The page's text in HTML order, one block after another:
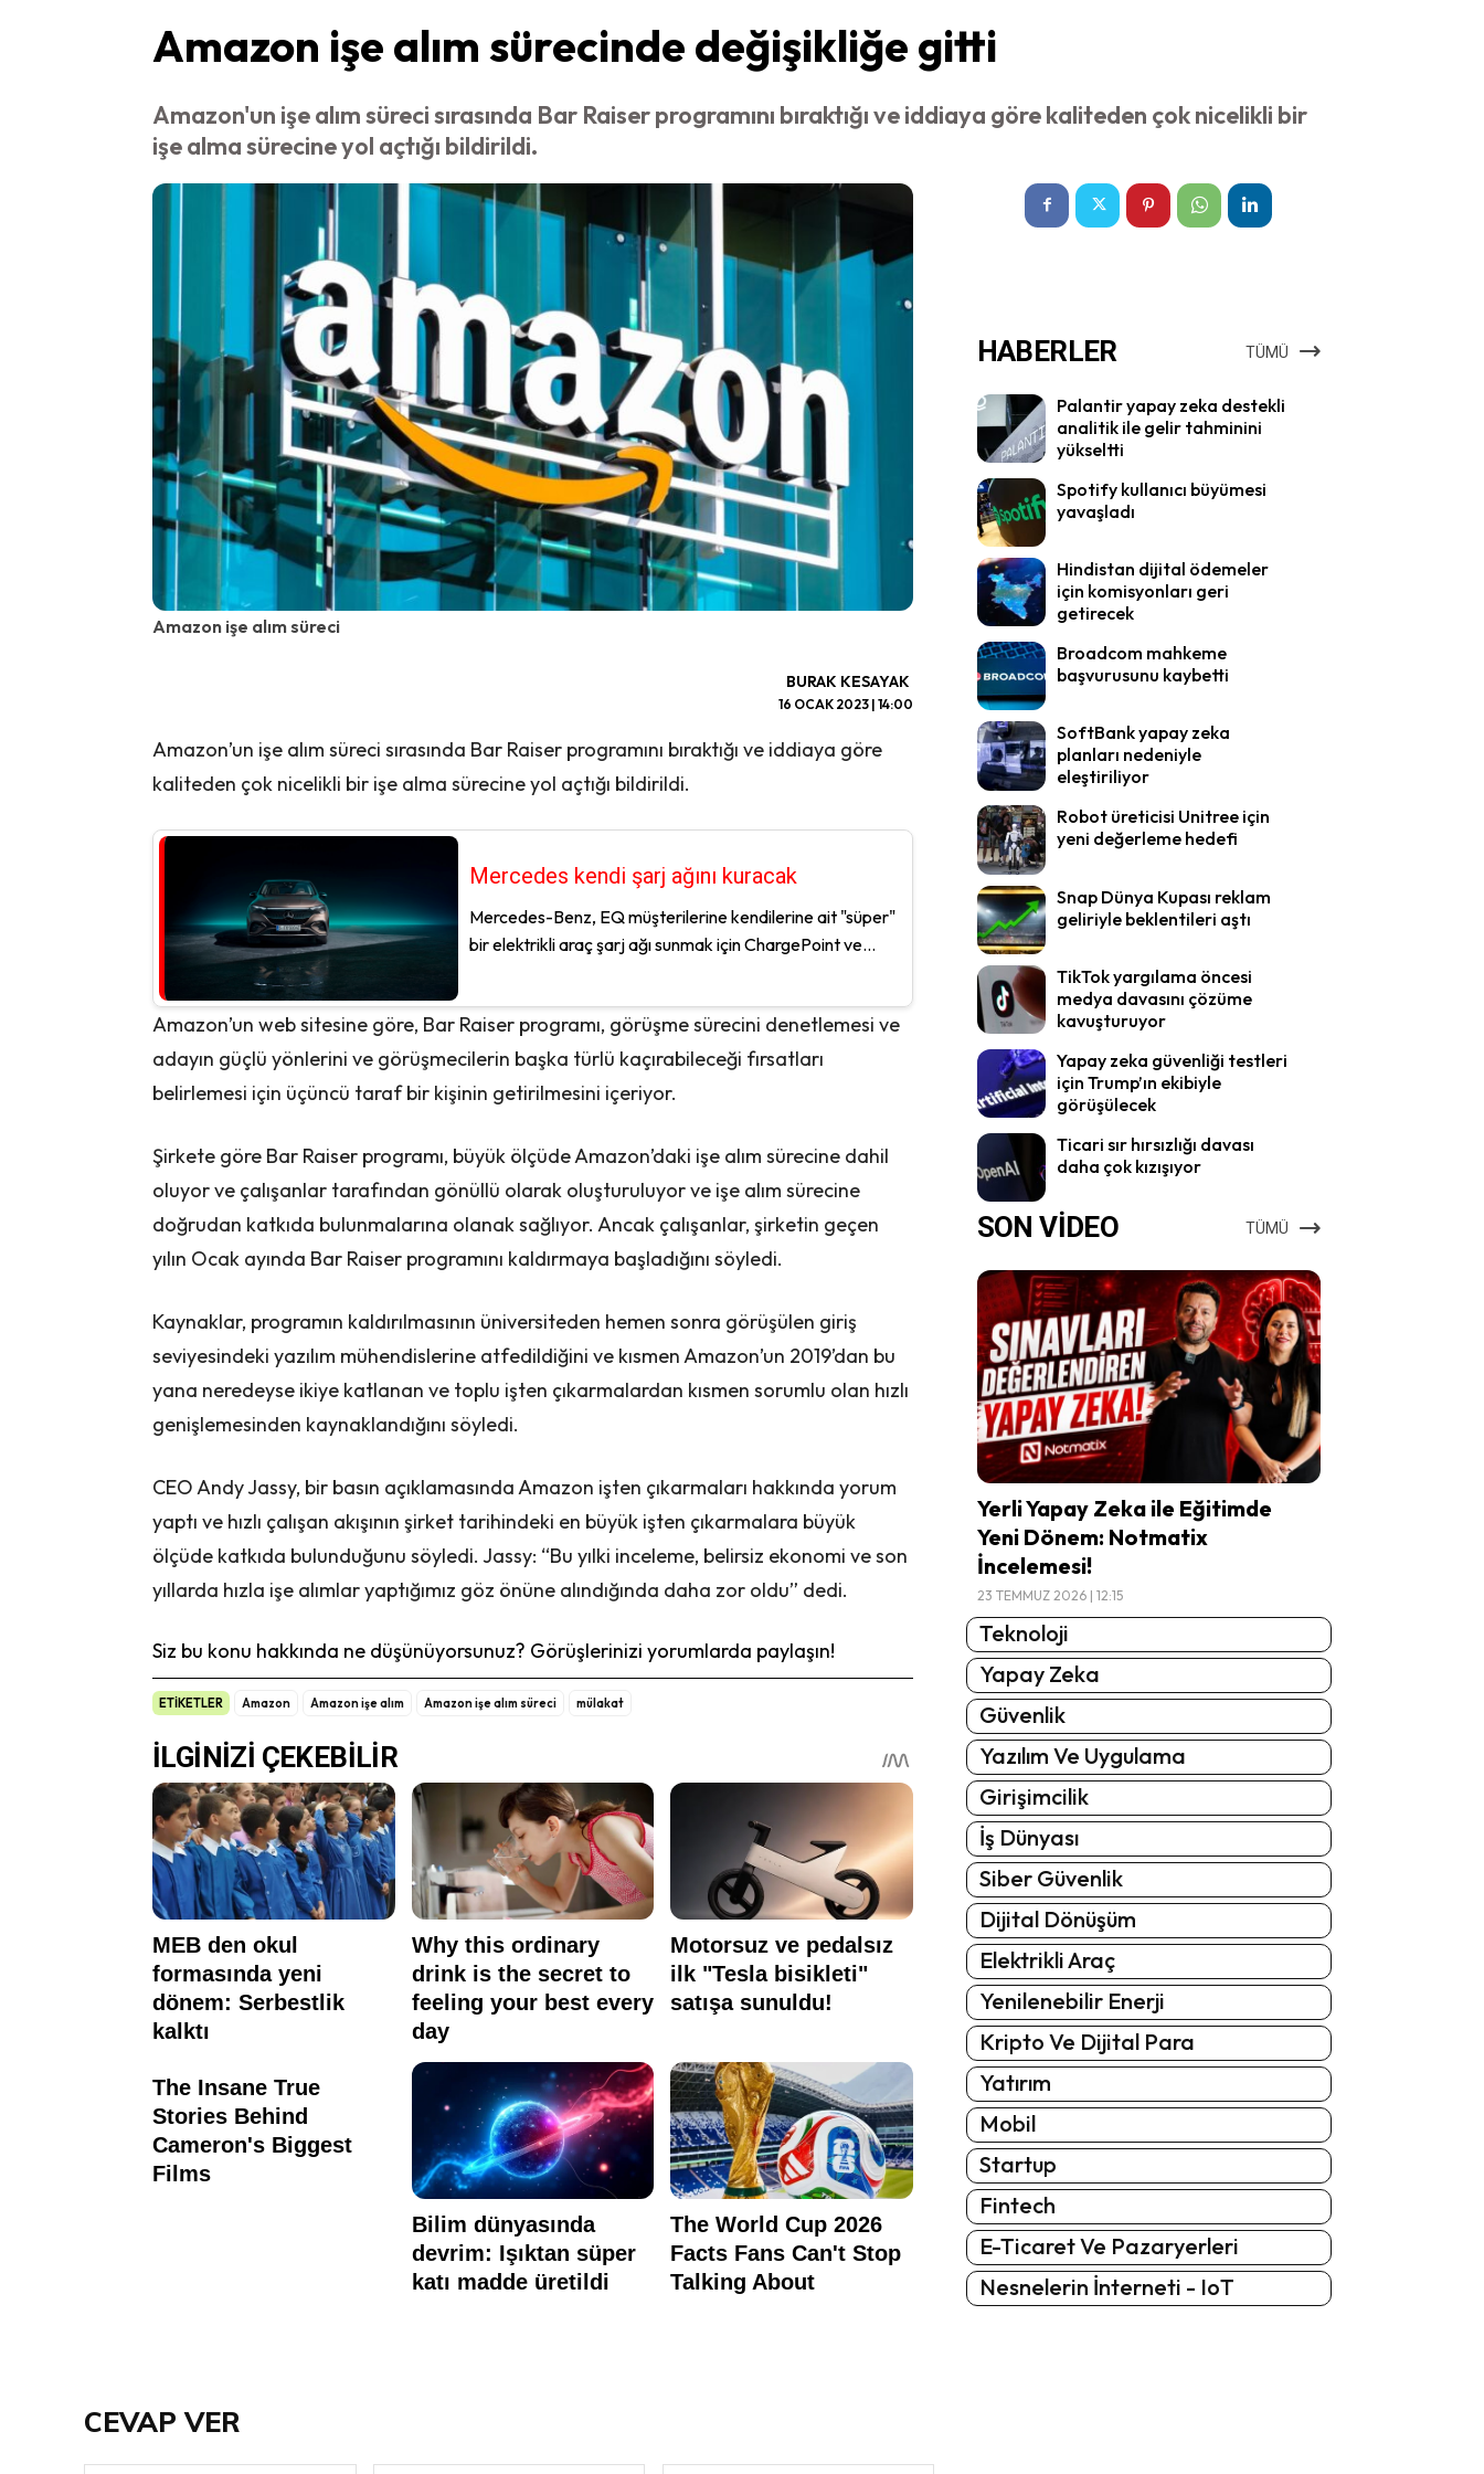
Amazon işe alım sürecinde değişikliğe gitti
Amazon'un işe alım süreci sırasında Bar Raiser programını bıraktığı ve iddiaya göre kaliteden çok nicelikli bir
işe alma sürecine yol açtığı bildirildi.
Amazon işe alım süreci
BURAK KESAYAK
16 OCAK 2023 | 14:00
Amazon’un işe alım süreci sırasında Bar Raiser programını bıraktığı ve iddiaya göre
kaliteden çok nicelikli bir işe alma sürecine yol açtığı bildirildi.
Mercedes kendi şarj ağını kuracak
Mercedes-Benz, EQ müşterilerine kendilerine ait "süper"
bir elektrikli araç şarj ağı sunmak için ChargePoint ve...
Amazon’un web sitesine göre, Bar Raiser programı, görüşme sürecini denetlemesi ve
adayın güçlü yönlerini ve görüşmecilerin başka türlü kaçırabileceği fırsatları
belirlemesi için üçüncü taraf bir kişinin getirilmesini içeriyor.
Şirkete göre Bar Raiser programı, büyük ölçüde Amazon’daki işe alım sürecine dahil
oluyor ve çalışanlar tarafından gönüllü olarak oluşturuluyor ve işe alım sürecine
doğrudan katkıda bulunmalarına olanak sağlıyor. Ancak çalışanlar, şirketin geçen
yılın Ocak ayında Bar Raiser programını kaldırmaya başladığını söyledi.
Kaynaklar, programın kaldırılmasının üniversiteden hemen sonra görüşülen giriş
seviyesindeki yazılım mühendislerine atfedildiğini ve kısmen Amazon’un 2019’dan bu
yana neredeyse ikiye katlanan ve toplu işten çıkarmalardan kısmen sorumlu olan hızlı
genişlemesinden kaynaklandığını söyledi.
CEO Andy Jassy, ​​bir basın açıklamasında Amazon işten çıkarmaları hakkında yorum
yaptı ve hızlı çalışan akışının şirket tarihindeki en büyük işten çıkarmalara büyük
ölçüde katkıda bulunduğunu söyledi. Jassy: “Bu yılki inceleme, belirsiz ekonomi ve son
yıllarda hızla işe alımlar yaptığımız göz önüne alındığında daha zor oldu” dedi.
Siz bu konu hakkında ne düşünüyorsunuz? Görüşlerinizi yorumlarda paylaşın!
ETİKETLER Amazon Amazon işe alım Amazon işe alım süreci mülakat
HABERLER TÜMÜ
Palantir yapay zeka destekli
analitik ile gelir tahminini
yükseltti
Spotify kullanıcı büyümesi
yavaşladı
Hindistan dijital ödemeler
için komisyonları geri
getirecek
Broadcom mahkeme
başvurusunu kaybetti
SoftBank yapay zeka
planları nedeniyle
eleştiriliyor
Robot üreticisi Unitree için
yeni değerleme hedefi
Snap Dünya Kupası reklam
geliriyle beklentileri aştı
TikTok yargılama öncesi
medya davasını çözüme
kavuşturuyor
Yapay zeka güvenliği testleri
için Trump’ın ekibiyle
görüşülecek
Ticari sır hırsızlığı davası
daha çok kızışıyor
SON VİDEO TÜMÜ
Yerli Yapay Zeka ile Eğitimde
Yeni Dönem: Notmatix
İncelemesi!
23 TEMMUZ 2026 | 12:15
Teknoloji
Yapay Zeka
Güvenlik
Yazılım Ve Uygulama
Girişimcilik
İş Dünyası
Siber Güvenlik
Dijital Dönüşüm
Elektrikli Araç
Yenilenebilir Enerji
Kripto Ve Dijital Para
Yatırım
Mobil
Startup
Fintech
E-Ticaret Ve Pazaryerleri
Nesnelerin İnterneti - IoT
CEVAP VER